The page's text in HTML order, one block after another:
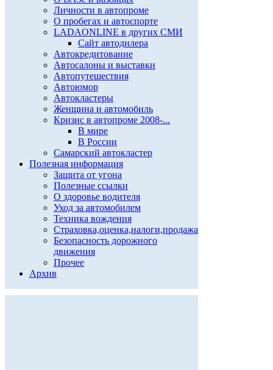
Личности в автопроме
О пробегах и автоспорте
LADAONLINE в других СМИ
Сайт автодилера
Автокредитование
Автосалоны и выставки
Автопутешествия
Автоюмор
Автокластеры
Женщина и автомобиль
Кризис в автопроме 2008-...
В мире
В России
Самарский автокластер
Полезная информация
Защита от угона
Полезные ссылки
О здоровье водителя
Уход за автомобилем
Техника вождения
Страховка,оценка,налоги,продажа
Безопасность дорожного
движения
Прочее
Архив